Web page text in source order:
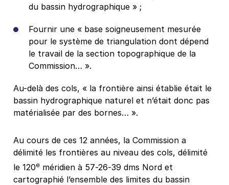
du bassin hydrographique » ;
Fournir une « base soigneusement mesurée
pour le système de triangulation dont dépend
le travail de la section topographique de la
Commission… ».
Au-delà des cols, « la frontière ainsi établie était le
bassin hydrographique naturel et n’était donc pas
matérialisée par des bornes… ».
Au cours de ces 12 années, la Commission a
délimité les frontières au niveau des cols, délimité
le 120e méridien à 57-26-39 dms Nord et
cartographié l’ensemble des limites du bassin